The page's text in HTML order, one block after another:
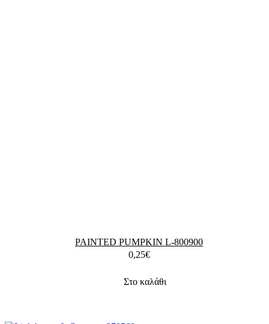
PAINTED PUMPKIN L-800900
0,25€
Στο καλάθι